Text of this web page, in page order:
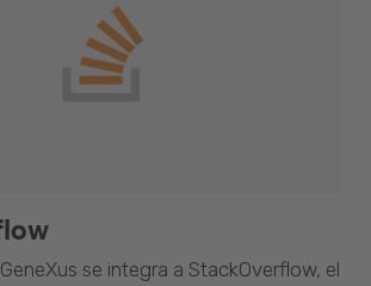
se integra a StackOverflow, el